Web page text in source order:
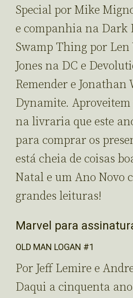
Special por Mike
e companhia na Dark
Swamp Thing por Len
Jones na DC e
Remender e Jonathan
Dynamite.
na livraria que este
para comprar os
está cheia de coisas
Natal e um Ano Novo
grandes leituras!
Marvel para
OLD MAN LOGAN #1
Por Jeff Lemire e
Daqui a cinquenta